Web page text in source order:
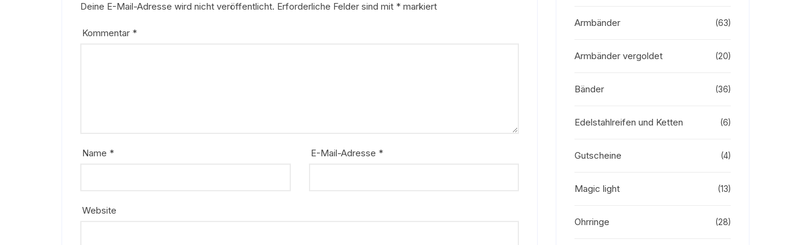
Deine E-Mail-Adresse wird nicht veröffentlicht. Erforderliche Felder sind mit * markiert
Kommentar *
Name * E-Mail-Adresse *
Website
Armbänder (63)
Armbänder vergoldet (20)
Bänder (36)
Edelstahlreifen und Ketten (6)
Gutscheine (4)
Magic light (13)
Ohrringe (28)